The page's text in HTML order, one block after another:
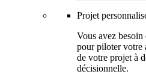
Projet
Vous avez besoin
pour piloter votre
de votre projet à
décisionnelle.